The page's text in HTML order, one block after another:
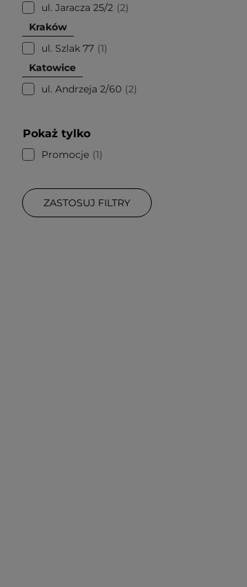
ul. Jaracza 25/2 2
Kraków
ul. Szlak 77 1
Katowice
ul. Andrzeja 2/60 2
Pokaż tylko
Promocje 1
ZASTOSUJ FILTRY